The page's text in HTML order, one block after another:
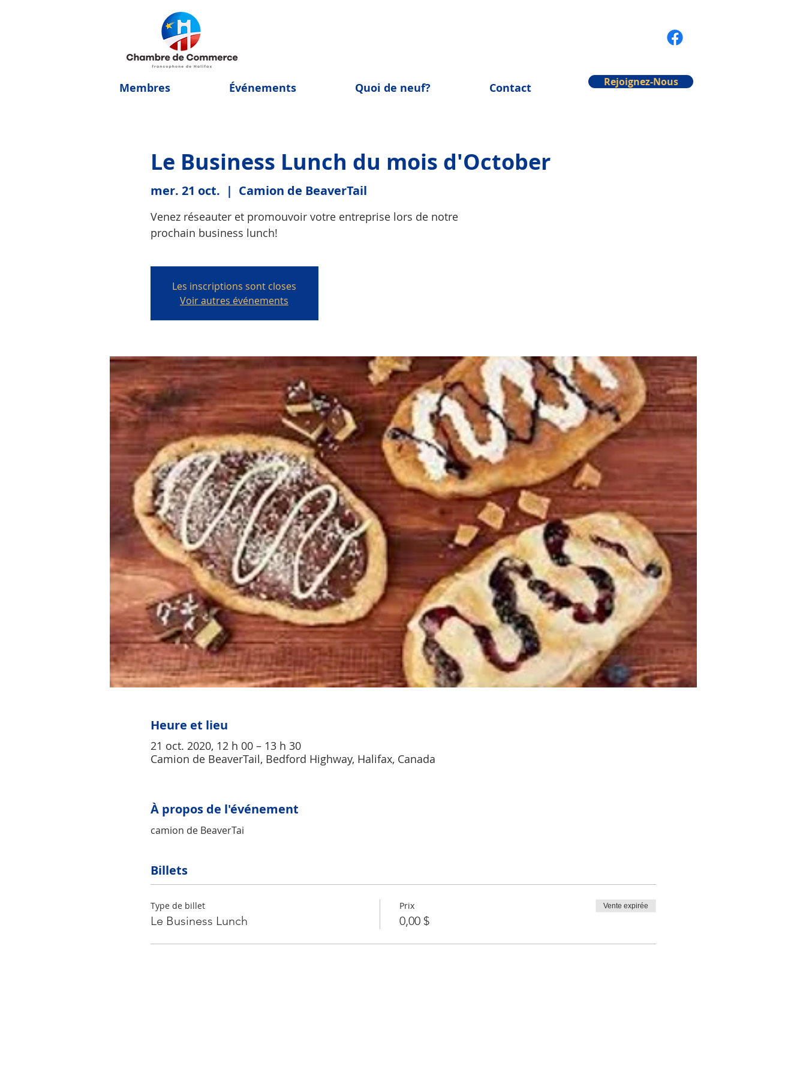
Membres Événements Quoi de neuf? Contact Rejoignez-Nous
Le Business Lunch du mois d'October
mer. 21 oct.
  |
Camion de BeaverTail
Venez réseauter et promouvoir votre entreprise lors de notre
prochain business lunch!
Les inscriptions sont closes
Voir autres événements
Heure et lieu
21 oct. 2020, 12 h 00 – 13 h 30
Camion de BeaverTail, Bedford Highway, Halifax, Canada
À propos de l'événement
camion de BeaverTai
Billets
Type de billet
Le Business Lunch
Prix
0,00 $
Vente expirée